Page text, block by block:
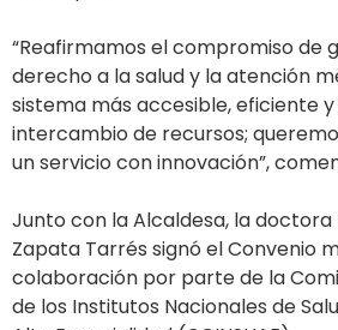
“Reafirmamos el compromiso de
derecho a la salud y la atención
sistema más accesible, eficiente
intercambio de recursos;
un servicio con innovación”,
Junto con la Alcaldesa, la
Zapata Tarrés signó el Convenio
colaboración por parte de la
de los Institutos Nacionales de